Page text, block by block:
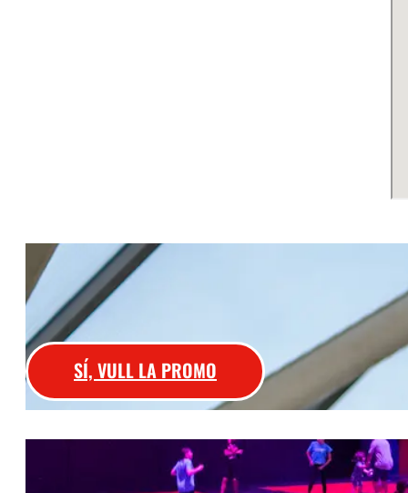
SÍ, VULL LA PROMO